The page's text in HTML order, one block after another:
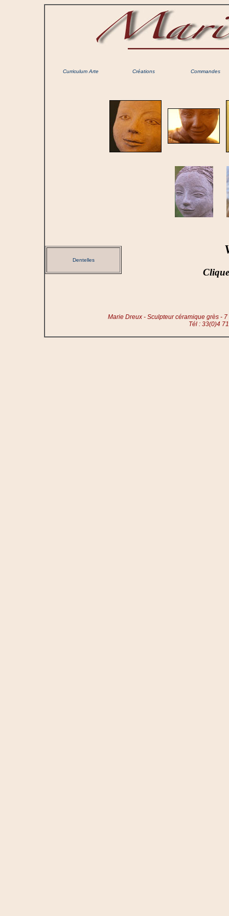
Curriculum Arte Créations Commandes
Dentelles
Marie Dreux - Sculpteur céramique grès -
Tél : 33(0)4